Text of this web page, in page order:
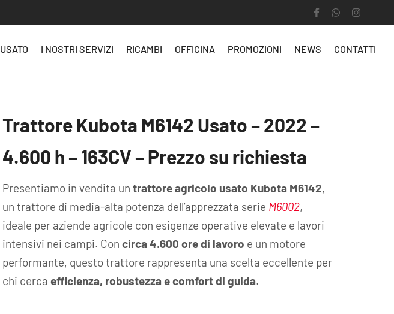
USATO I NOSTRI SERVIZI RICAMBI OFFICINA PROMOZIONI NEWS CONTATTI
Trattore Kubota M6142 Usato – 2022 –
4.600 h – 163CV – Prezzo su richiesta
Presentiamo in vendita un trattore agricolo usato Kubota M6142,
un trattore di media-alta potenza dell’apprezzata serie M6002,
ideale per aziende agricole con esigenze operative elevate e lavori
intensivi nei campi. Con circa 4.600 ore di lavoro e un motore
performante, questo trattore rappresenta una scelta eccellente per
chi cerca efficienza, robustezza e comfort di guida.